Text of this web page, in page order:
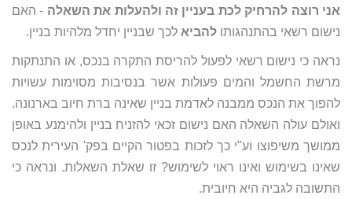
אני רוצה להרחיק לכת בעניין זה ולהעלות את השאלה - האם
נישום רשאי בהתנהגותו להביא לכך שבניין יחדל מלהיות בניין.
נראה כי נישום רשאי לפעול להריסת התקרה בנכס, או התנתקות
מרשת החשמל והמים פעולות אשר בנסיבות מסוימות עשויות
להפוך את הנכס ממבנה לאדמת בניין שאינה ברת חיוב בארנונה.
ואולם עולה השאלה האם נישום זכאי להזניח בניין ולהימנע באופן
ממושך משיפוצו וע"י כך לזכות בפטור הקיים בפק' העירית לנכס
שאינו בשימוש ואינו ראוי לשימוש? זו שאלת השאלות. ונראה כי
התשובה לגביה היא חיובית.